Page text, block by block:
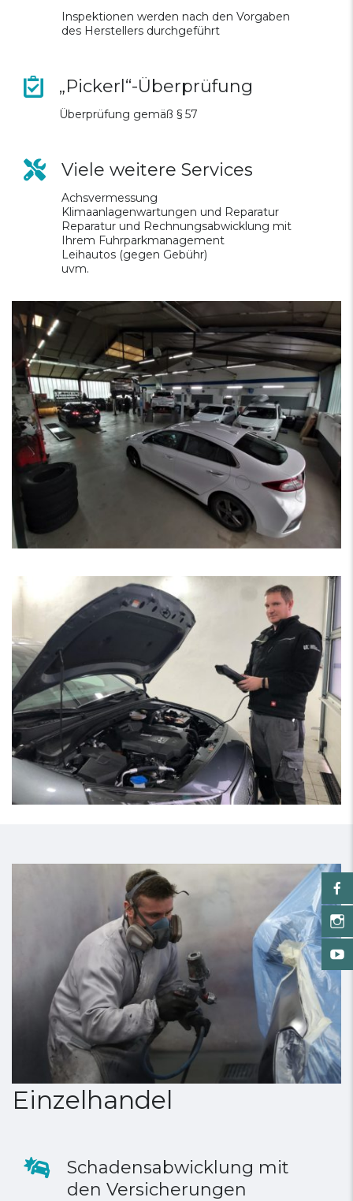
Inspektionen werden nach den Vorgaben
des Herstellers durchgeführt
„Pickerl“-Überprüfung
Überprüfung gemäß § 57
Viele weitere Services
Achsvermessung
Klimaanlagenwartungen und Reparatur
Reparatur und Rechnungsabwicklung mit
Ihrem Fuhrparkmanagement
Leihautos (gegen Gebühr)
uvm.
Einzelhandel
Schadensabwicklung mit
den Versicherungen